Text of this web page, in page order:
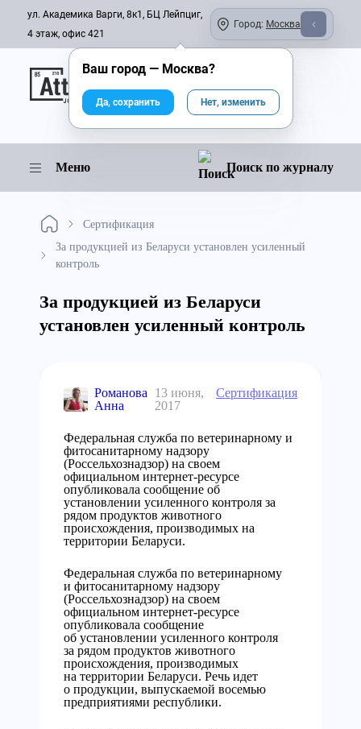
ул. Академика Варги, 8к1, БЦ Лейпциг,
4 этаж, офис 421
Город: Москва
Онлайн-журнал
Меню Поиск по журналу
Сертификация
За продукцией из Беларуси установлен усиленный
контроль
За продукцией из Беларуси
установлен усиленный контроль
Романова
Анна
13 июня,
2017
Сертификация
Федеральная служба по ветеринарному и
фитосанитарному надзору
(Россельхознадзор) на своем
официальном интернет-ресурсе
опубликовала сообщение об
установлении усиленного контроля за
рядом продуктов животного
происхождения, производимых на
территории Беларуси.
Федеральная служба по ветеринарному
и фитосанитарному надзору
(Россельхознадзор) на своем
официальном интернет-ресурсе
опубликовала сообщение
об установлении усиленного контроля
за рядом продуктов животного
происхождения, производимых
на территории Беларуси. Речь идет
о продукции, выпускаемой восемью
предприятиями республики.
Ваш город — Москва?
Да, сохранить Нет, изменить